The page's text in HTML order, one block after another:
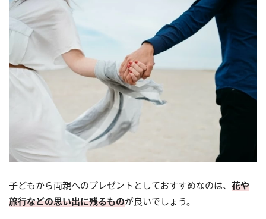
子どもから両親へのプレゼントとしておすすめなのは、 花や
旅行などの思い出に残るものが良いでしょう。